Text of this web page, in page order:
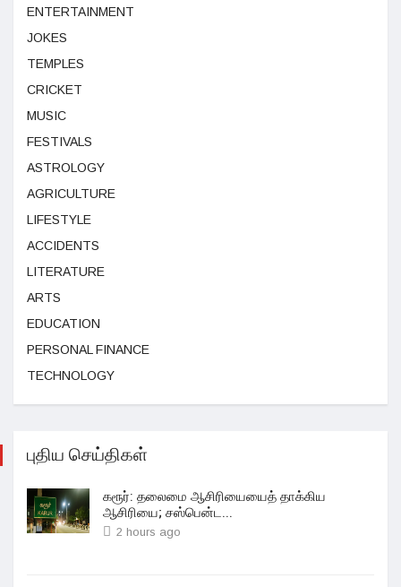
ENTERTAINMENT
JOKES
TEMPLES
CRICKET
MUSIC
FESTIVALS
ASTROLOGY
AGRICULTURE
LIFESTYLE
ACCIDENTS
LITERATURE
ARTS
EDUCATION
PERSONAL FINANCE
TECHNOLOGY
புதிய செய்திகள்
கரூர்: தலைமை ஆசிரியையைத் தாக்கிய
ஆசிரியை; சஸ்பென்ட...
2 hours ago